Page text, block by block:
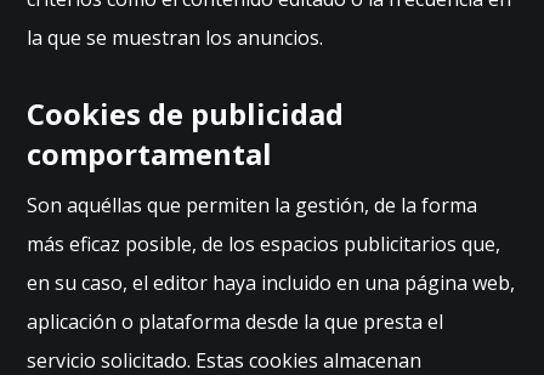
la que se muestran los anuncios.
Cookies de publicidad
comportamental
Son aquéllas que permiten la gestión, de la forma
más eficaz posible, de los espacios publicitarios que,
en su caso, el editor haya incluido en una página web,
aplicación o plataforma desde la que presta el
servicio solicitado. Estas cookies almacenan
n
w
b.
E
s
a
dí